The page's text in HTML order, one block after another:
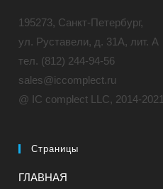
195273, Санкт-Петербург,
ул. Руставели, д. 31A, лит. А
тел. (812) 244-94-56
sales@iccomplect.ru
@ IC complect LLC, 2014-2021
Страницы
ГЛАВНАЯ